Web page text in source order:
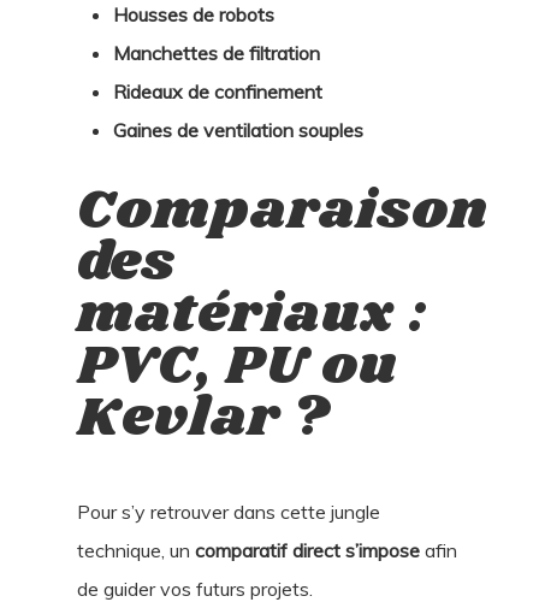
Housses de robots
Manchettes de filtration
Rideaux de confinement
Gaines de ventilation souples
Comparaison
des
matériaux :
PVC, PU ou
Kevlar ?
Pour s’y retrouver dans cette jungle
technique, un comparatif direct s’impose afin
de guider vos futurs projets.